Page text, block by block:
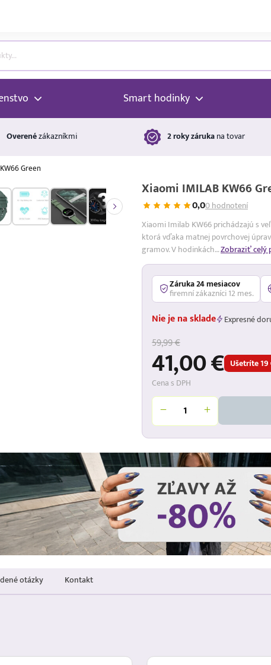
Smart hodinky
Overenézákazníkmi 2 roky zárukana tovar
Green
Xiaomi IMILAB KW66
0,00 hodnotení
Xiaomi Imilab KW66 prichádzajú s
ktorá vďaka matnej povrchovej
gramov. V hodinkách…Zobraziť celý
Záruka 24 mesiacov
firemní zákazníci 12 mes.
Nie je na sklade Expresné
59,99 €
41,00 € Ušetríte 19
Cena s DPH
otázky Kontakt